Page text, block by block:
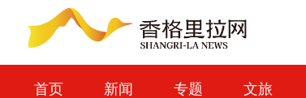
首页 新闻 专题 文旅